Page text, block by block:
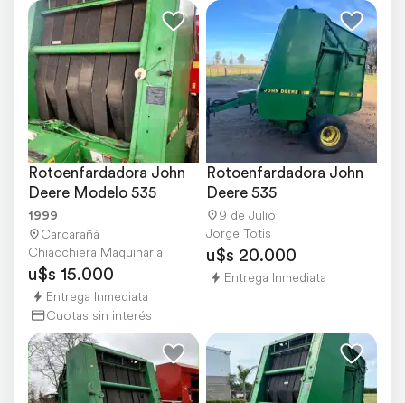
Rotoenfardadora John
Deere Modelo 535
1999
Carcarañá
Chiacchiera Maquinaria
u$s 15.000
Entrega Inmediata
Cuotas sin interés
Rotoenfardadora John
Deere 535
9 de Julio
Jorge Totis
u$s 20.000
Entrega Inmediata